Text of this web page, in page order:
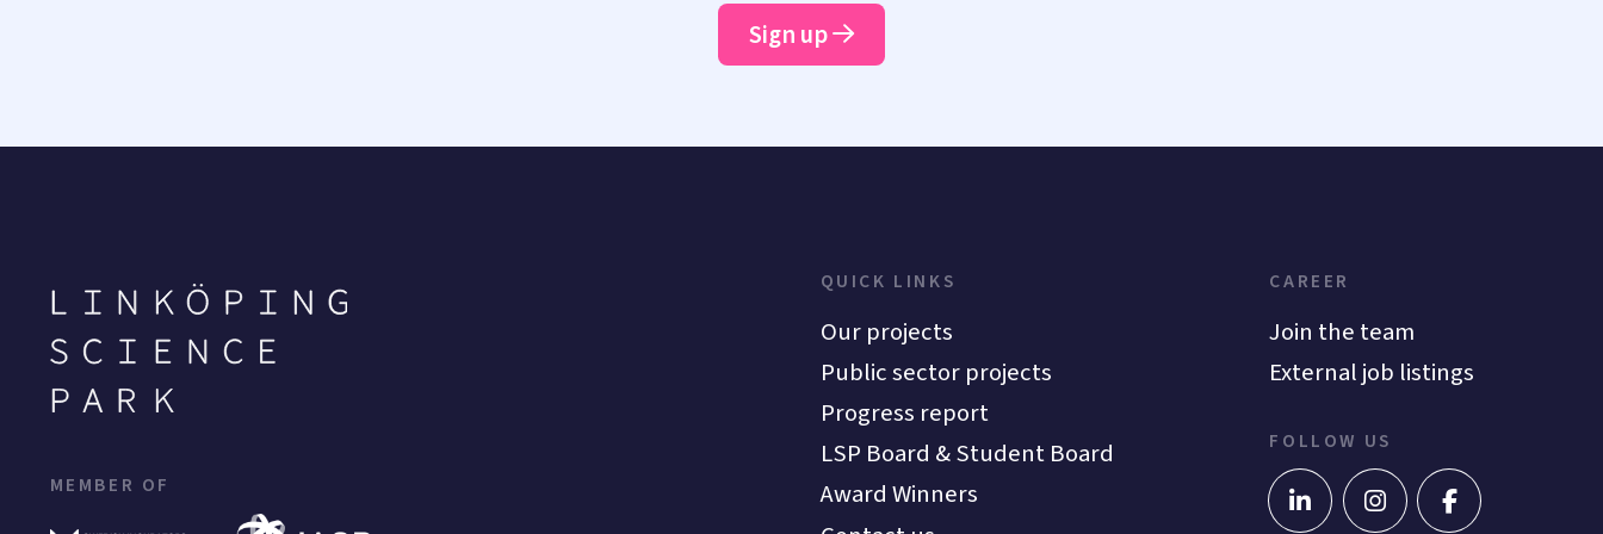
Sign up
MEMBER OF
QUICK LINKS
Our projects
Public sector projects
Progress report
LSP Board & Student Board
Award Winners
CAREER
Join the team
External job listings
FOLLOW US